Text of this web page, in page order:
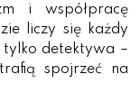
i współpracę
liczy się każdy
tylko detektywa –
spojrzeć na